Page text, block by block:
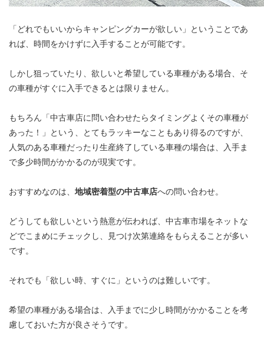
「どれでもいいからキャンピングカーが欲しい」ということであ
れば、時間をかけずに入手することが可能です。
しかし狙っていたり、欲しいと希望している車種がある場合、そ
の車種がすぐに入手できるとは限りません。
もちろん「中古車店に問い合わせたらタイミングよくその車種が
あった！」という、とてもラッキーなこともあり得るのですが、
人気のある車種だったり生産終了している車種の場合は、入手ま
で多少時間がかかるのが現実です。
おすすめなのは、 地域密着型の中古車店への問い合わせ。
どうしても欲しいという熱意が伝われば、中古車市場をネットな
どでこまめにチェックし、見つけ次第連絡をもらえることが多い
です。
それでも「欲しい時、すぐに」というのは難しいです。
希望の車種がある場合は、入手までに少し時間がかかることを考
慮しておいた方が良さそうです。